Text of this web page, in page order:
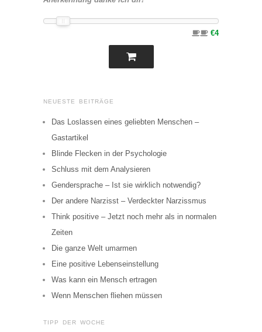
€4
NEUESTE BEITRÄGE
Das Loslassen eines geliebten Menschen –
Gastartikel
Blinde Flecken in der Psychologie
Schluss mit dem Analysieren
Gendersprache – Ist sie wirklich notwendig?
Der andere Narzisst – Verdeckter Narzissmus
Think positive – Jetzt noch mehr als in normalen
Zeiten
Die ganze Welt umarmen
Eine positive Lebenseinstellung
Was kann ein Mensch ertragen
Wenn Menschen fliehen müssen
TIPP DER WOCHE